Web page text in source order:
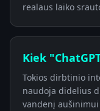
realaus laiko
Kiek
Tokios dirbtinio
naudoja didelius
vandenį